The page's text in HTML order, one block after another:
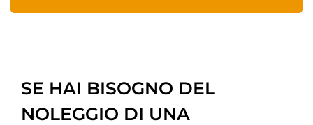
SE HAI BISOGNO DEL
NOLEGGIO DI UNA